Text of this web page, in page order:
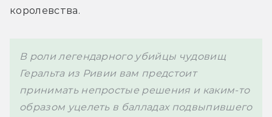
королевства.
В роли легендарного убийцы чудовищ
Геральта из Ривии вам предстоит
принимать непростые решения и каким-то
образом уцелеть в балладах подвыпившего